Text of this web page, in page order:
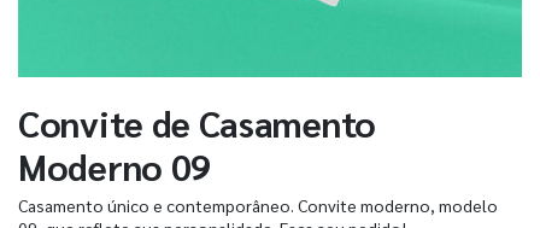
Convite de Casamento
Moderno 09
Casamento único e contemporâneo. Convite moderno, modelo